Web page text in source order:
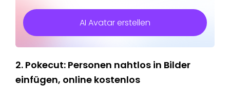
AI Avatar erstellen
2. Pokecut: Personen nahtlos in Bilder
einfügen, online kostenlos